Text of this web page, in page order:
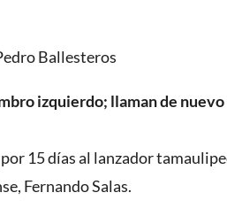
Ballesteros
izquierdo; llaman de nuevo
15 días al lanzador
Fernando Salas.